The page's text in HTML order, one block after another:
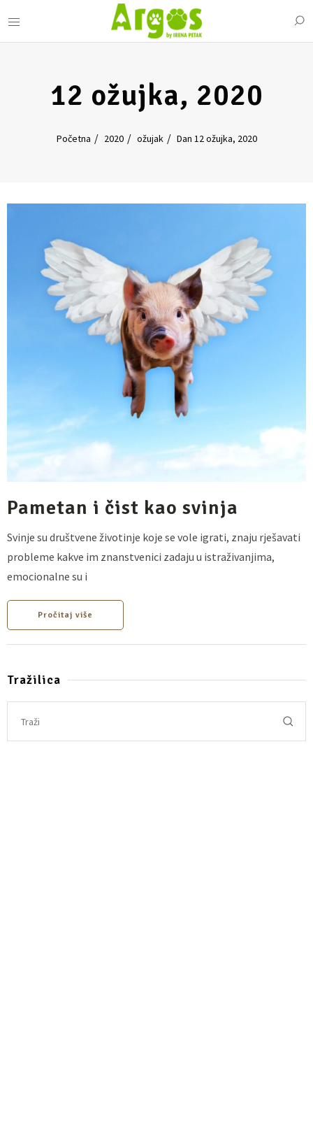
12 ožujka, 2020
Početna 2020 ožujak Dan 12 ožujka, 2020
Pametan i čist kao svinja
Svinje su društvene životinje koje se vole igrati, znaju rješavati
probleme kakve im znanstvenici zadaju u istraživanjima,
emocionalne su i
Pročitaj više
Tražilica